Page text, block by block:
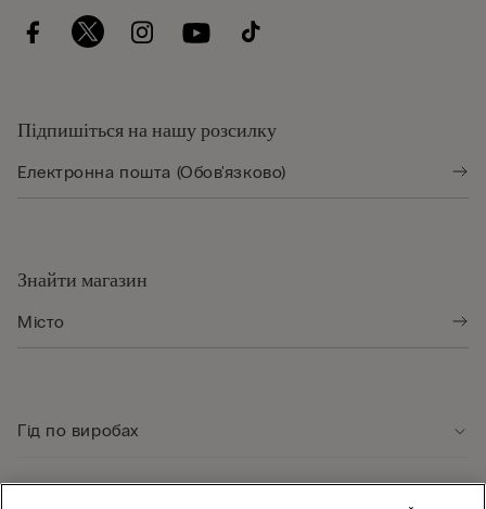
Підпишіться на нашу розсилку
Знайти магазин
Гід по виробах